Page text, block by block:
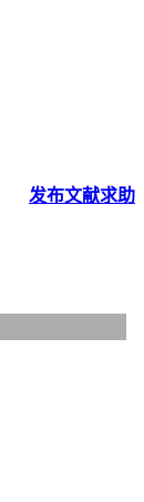
发布文献求助